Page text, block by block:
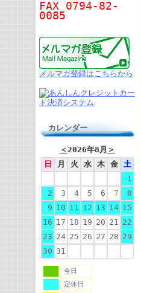
FAX 0794-82-
0085
メルマガ登録はこちらから
カレンダー
＜2026年8月 ＞
日
月 火 水 木 金
土
1
2
3 4 5 6 7
8
9 10 11 12 13 14 15
16 17 18 19 20 21 22
23 24 25 26 27 28 29
30 31
今日
定休日